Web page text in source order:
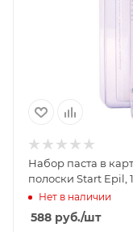
Набор паста в
полоски Start Epil,
Нет в наличии
588 руб./шт